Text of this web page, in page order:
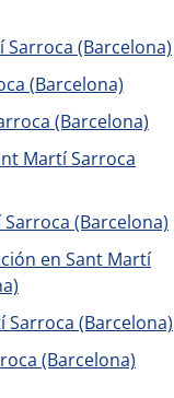
(Barcelona)
(Barcelona)
(Barcelona)
Martí Sarroca
(Barcelona)
en Sant Martí
Sarroca (Barcelona)
(Barcelona)